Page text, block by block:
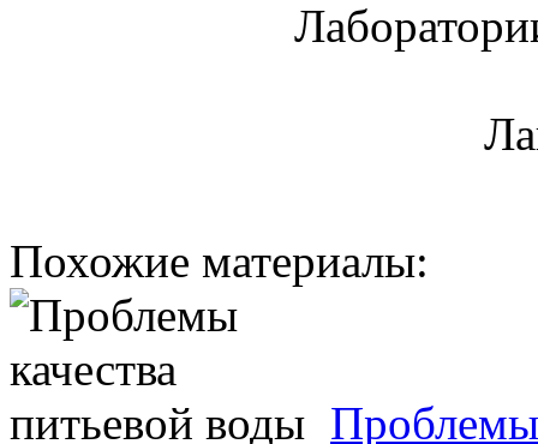
Похожие материалы:
Проблемы